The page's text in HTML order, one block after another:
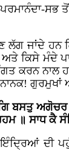
ਲੱਗ ਜਾਂਦੇ
ਕਿਸੇ ਮੰਦੇ
ਕਰਨ ਨਾਲ
ਗੁਰਮੁਖਾਂ
ਬਸਤੁ
॥ ਸਾਧ ਕੈ
ਦੀ